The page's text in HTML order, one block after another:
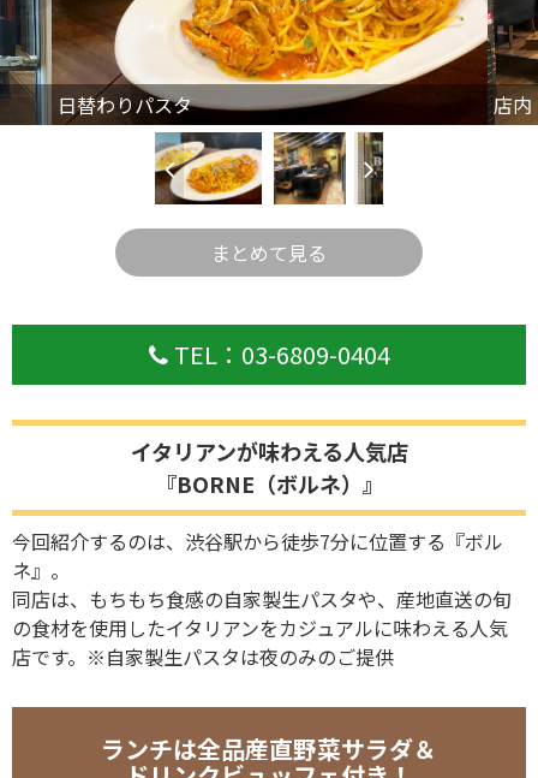
日替わりパスタ 店内
まとめて見る
TEL：03-6809-0404
イタリアンが味わえる人気店
『BORNE（ボルネ）』
今回紹介するのは、渋谷駅から徒歩7分に位置する『ボル
ネ』。
同店は、もちもち食感の自家製生パスタや、産地直送の旬
の食材を使用したイタリアンをカジュアルに味わえる人気
店です。※自家製生パスタは夜のみのご提供
ランチは全品産直野菜サラダ＆